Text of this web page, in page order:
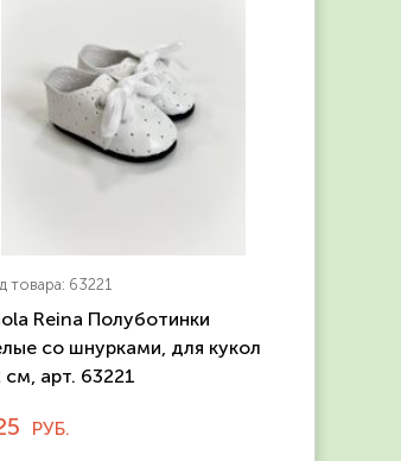
товара: 63221
Reina Полуботинки
со шнурками, для кукол
см, арт. 63221
РУБ.